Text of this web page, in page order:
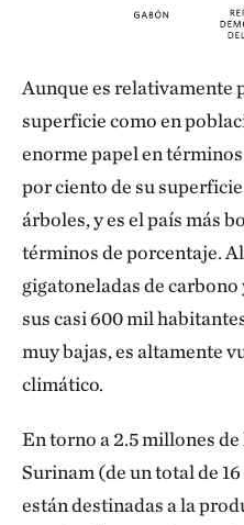
Aunque es relativamente
superficie como en
enorme papel en
por ciento de su
árboles, y es el país más
términos de porcentaje.
gigatoneladas de
sus casi 600 mil
muy bajas, es altamente
climático.
En torno a 2.5 millones de
Surinam (de un total de
están destinadas a la